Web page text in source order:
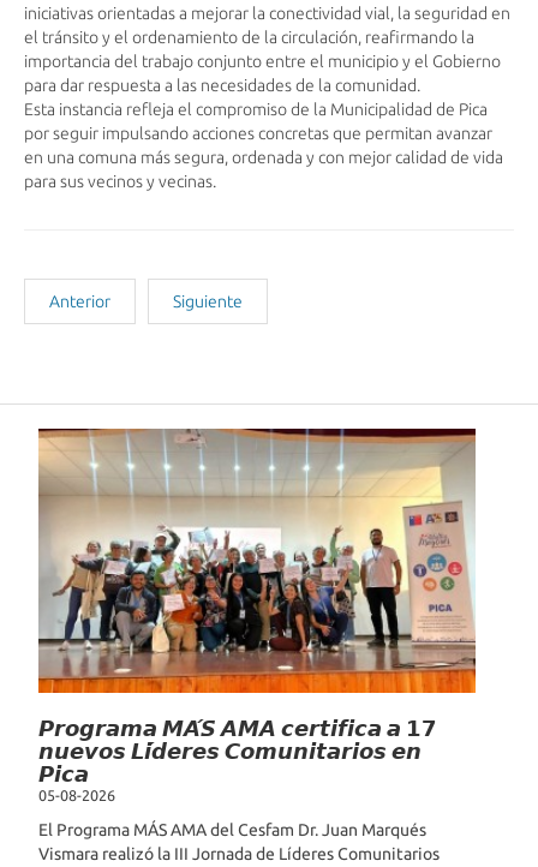
iniciativas orientadas a mejorar la conectividad vial, la seguridad en
el tránsito y el ordenamiento de la circulación, reafirmando la
importancia del trabajo conjunto entre el municipio y el Gobierno
para dar respuesta a las necesidades de la comunidad.
Esta instancia refleja el compromiso de la Municipalidad de Pica
por seguir impulsando acciones concretas que permitan avanzar
en una comuna más segura, ordenada y con mejor calidad de vida
para sus vecinos y vecinas.
Anterior Siguiente
𝙋𝙧𝙤𝙜𝙧𝙖𝙢𝙖 𝙈𝘼́𝙎 𝘼𝙈𝘼 𝙘𝙚𝙧𝙩𝙞𝙛𝙞𝙘𝙖 𝙖 𝟭𝟳
𝙣𝙪𝙚𝙫𝙤𝙨 𝙇𝙞́𝙙𝙚𝙧𝙚𝙨 𝘾𝙤𝙢𝙪𝙣𝙞𝙩𝙖𝙧𝙞𝙤𝙨 𝙚𝙣
𝙋𝙞𝙘𝙖
05-08-2026
El Programa MÁS AMA del Cesfam Dr. Juan Marqués
Vismara realizó la III Jornada de Líderes Comunitarios